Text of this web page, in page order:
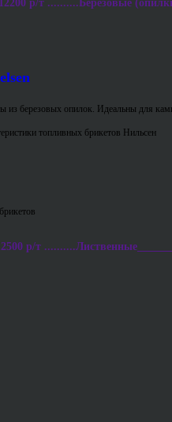
р/т ..........Березовые
из березовых опилок. Идеальны для
топливных брикетов Нильсен
р/т